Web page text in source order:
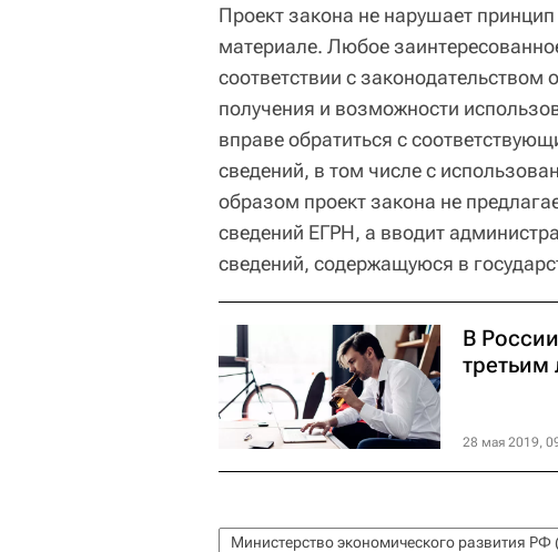
Проект закона не нарушает
материале. Любое
соответствии с
получения и возможности
вправе обратиться с
сведений, в том числе с
образом проект закона не
сведений ЕГРН, а вводит
сведений, содержащуюся в
В
третьим
28 мая 2019,
Министерство экономического развития